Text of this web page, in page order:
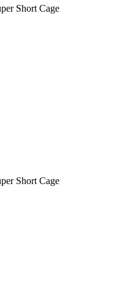
Short Cage
Short Cage